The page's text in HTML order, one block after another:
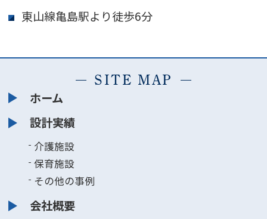
東山線亀島駅より徒歩6分
SITE MAP
ホーム
設計実績
介護施設
保育施設
その他の事例
会社概要